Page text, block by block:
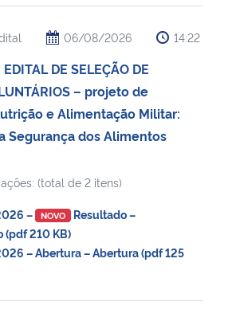
06/08/2026 14:22
DE SELEÇÃO DE
– projeto de
e Alimentação Militar:
Segurança dos Alimentos
(total de 2 itens)
– NOVO Resultado –
(pdf 210 KB)
– Abertura – Abertura (pdf 125